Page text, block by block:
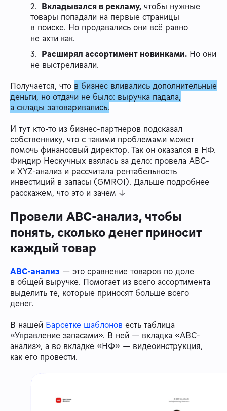
Вкладывался в рекламу, чтобы нужные
товары попадали на первые страницы
в поиске. Но продавались они всё равно
не ахти как.
Расширял ассортимент новинками. Но они
не выстреливали.
Получается, что в бизнес вливались дополнительные
деньги, но отдачи не было: выручка падала,
а склады затоваривались.
И тут кто-то из бизнес-партнеров подсказал
собственнику, что с такими проблемами может
помочь финансовый директор. Так он оказался в НФ.
Финдир Нескучных взялась за дело: провела ABC-
и XYZ-анализ и рассчитала рентабельность
инвестиций в запасы (GMROI). Дальше подробнее
расскажем, что это и зачем ↓
Провели ABC-анализ, чтобы
понять, сколько денег приносит
каждый товар
ABC-анализ — это сравнение товаров по доле
в общей выручке. Помогает из всего ассортимента
выделить те, которые приносят больше всего
денег.
В нашей Барсетке шаблонов есть таблица
«Управление запасами». В ней — вкладка «ABC-
анализ», а во вкладке «НФ» — видеоинструкция,
как его провести.